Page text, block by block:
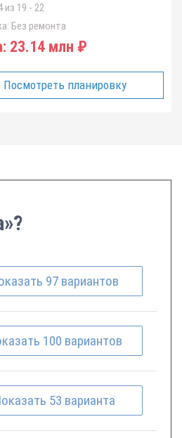
из 19 - 22
Без ремонта
23.14 млн ₽
Посмотреть планировку
97 вариантов
100 вариантов
53 варианта